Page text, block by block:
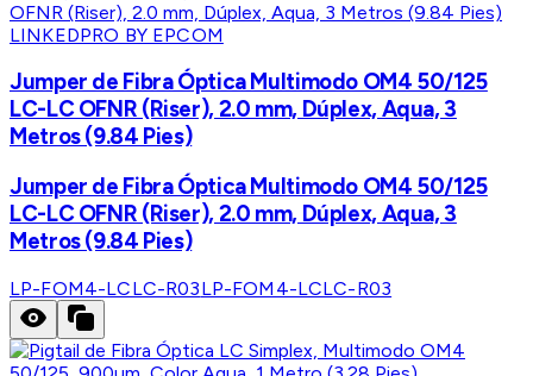
LINKEDPRO BY EPCOM
Jumper de Fibra Óptica Multimodo OM4 50/125
LC-LC OFNR (Riser), 2.0 mm, Dúplex, Aqua, 3
Metros (9.84 Pies)
Jumper de Fibra Óptica Multimodo OM4 50/125
LC-LC OFNR (Riser), 2.0 mm, Dúplex, Aqua, 3
Metros (9.84 Pies)
LP-FOM4-LCLC-R03LP-FOM4-LCLC-R03